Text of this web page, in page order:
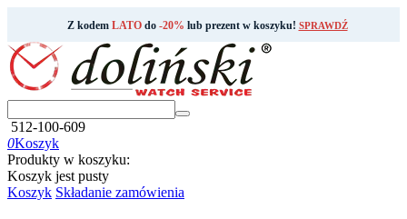
Z kodem LATOdo -20% lub prezent w koszyku! SPRAWDŹ
512-100-609
0Koszyk
Produkty w koszyku:
Koszyk jest pusty
Koszyk Składanie zamówienia